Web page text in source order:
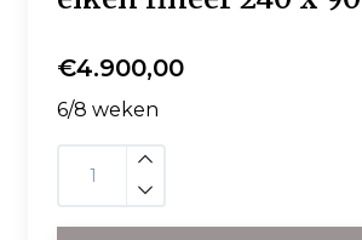
€4.900,00
6/8 weken